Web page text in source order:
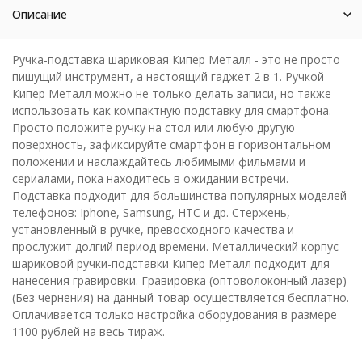
Описание
Ручка-подставка шариковая Кипер Металл - это не просто
пишущий инструмент, а настоящий гаджет 2 в 1. Ручкой
Кипер Металл можно не только делать записи, но также
использовать как компактную подставку для смартфона.
Просто положите ручку на стол или любую другую
поверхность, зафиксируйте смартфон в горизонтальном
положении и наслаждайтесь любимыми фильмами и
сериалами, пока находитесь в ожидании встречи.
Подставка подходит для большинства популярных моделей
телефонов: Iphone, Samsung, HTC и др. Стержень,
установленный в ручке, превосходного качества и
прослужит долгий период времени. Металлический корпус
шариковой ручки-подставки Кипер Металл подходит для
нанесения гравировки. Гравировка (оптоволоконный лазер)
(Без чернения) на данный товар осуществляется бесплатно.
Оплачивается только настройка оборудования в размере
1100 рублей на весь тираж.